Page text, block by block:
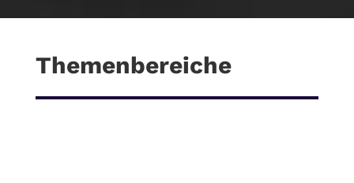
Themenbereiche